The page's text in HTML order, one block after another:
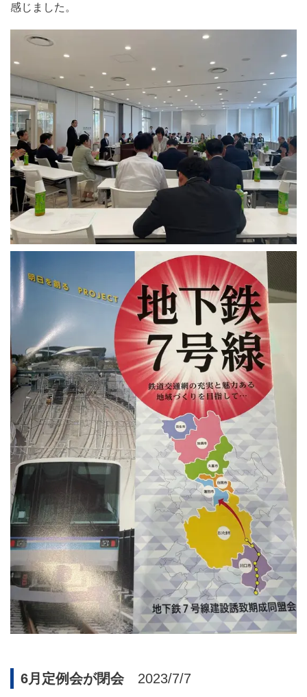
感じました。
6月定例会が閉会2023/7/7